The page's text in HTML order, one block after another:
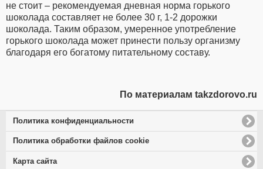
не стоит – рекомендуемая дневная норма горького
шоколада составляет не более 30 г, 1-2 дорожки
шоколада. Таким образом, умеренное употребление
горького шоколада может принести пользу организму
благодаря его богатому питательному составу.
По материалам takzdorovo.ru
Политика конфиденциальности
Политика обработки файлов cookie
Карта сайта